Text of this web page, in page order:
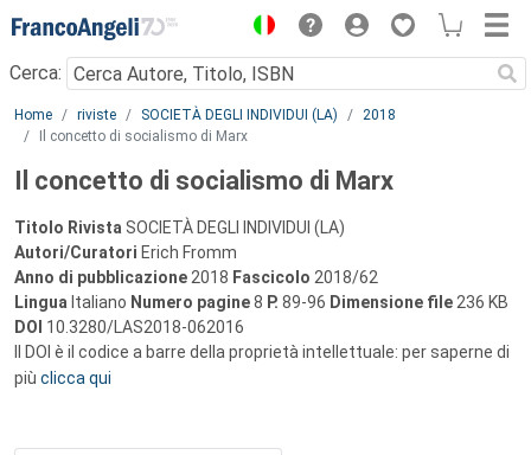
Menu
Cerca:
Main content
Home riviste SOCIETÀ DEGLI INDIVIDUI (LA)
2018
Il concetto di socialismo di Marx
Il concetto di socialismo di Marx
Titolo Rivista SOCIETÀ DEGLI INDIVIDUI (LA)
Autori/Curatori Erich Fromm
Anno di pubblicazione 2018 Fascicolo 2018/62
Lingua Italiano Numero pagine8 P. 89-96 Dimensione file 236 KB
DOI 10.3280/LAS2018-062016
Il DOI è il codice a barre della proprietà intellettuale: per saperne di
più clicca qui